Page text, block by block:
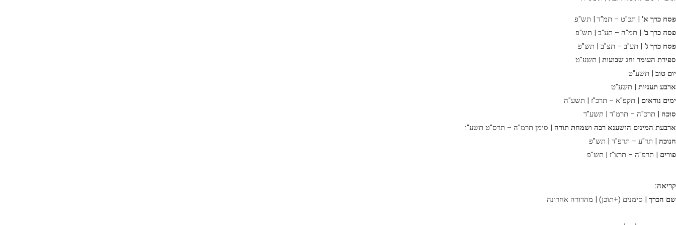
פסח כרך א' | תכ"ט – תמ"ד | תש"פ
פסח כרך ב' | תמ"ה – תע"ב | תש"פ
פסח כרך ג' | תע"ב – תצ"ב | תש"פ
ספירת העומר וחג שבועות | תשע"ט
יום טוב | תשע"ט
ארבע תעניות | תשע"ט
ימים נוראים | תקפ"א – תרכ"ז | תשע"ה
סוכה | תרכ"ה – תרמ"ד | תשע"ד
ארבעת המינים הושענא רבה ושמחת תורה | סימן תרמ"ה – תרס"ט תשע"ו
חנוכה | תר"ע – תרפ"ד | תש"פ
פורים | תרפ"ה – תרצ"ז | תש"פ
קריאה:
שם הכרך | סימנים (+תוכן) | מהדורה אחרונה